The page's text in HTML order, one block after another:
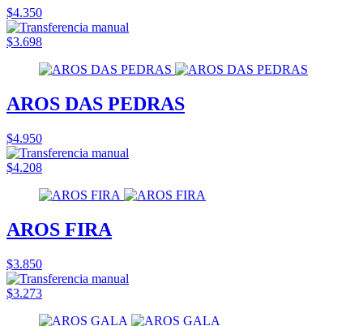
$4.350
$3.698
AROS DAS PEDRAS
$4.950
$4.208
AROS FIRA
$3.850
$3.273